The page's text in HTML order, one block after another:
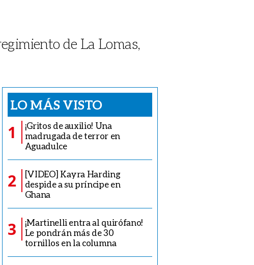
de La Lomas,
LO MÁS VISTO
1
¡Gritos de auxilio! Una
madrugada de terror en
Aguadulce
2
[VIDEO] Kayra Harding
despide a su príncipe en
Ghana
3
¡Martinelli entra al quirófano!
Le pondrán más de 30
tornillos en la columna